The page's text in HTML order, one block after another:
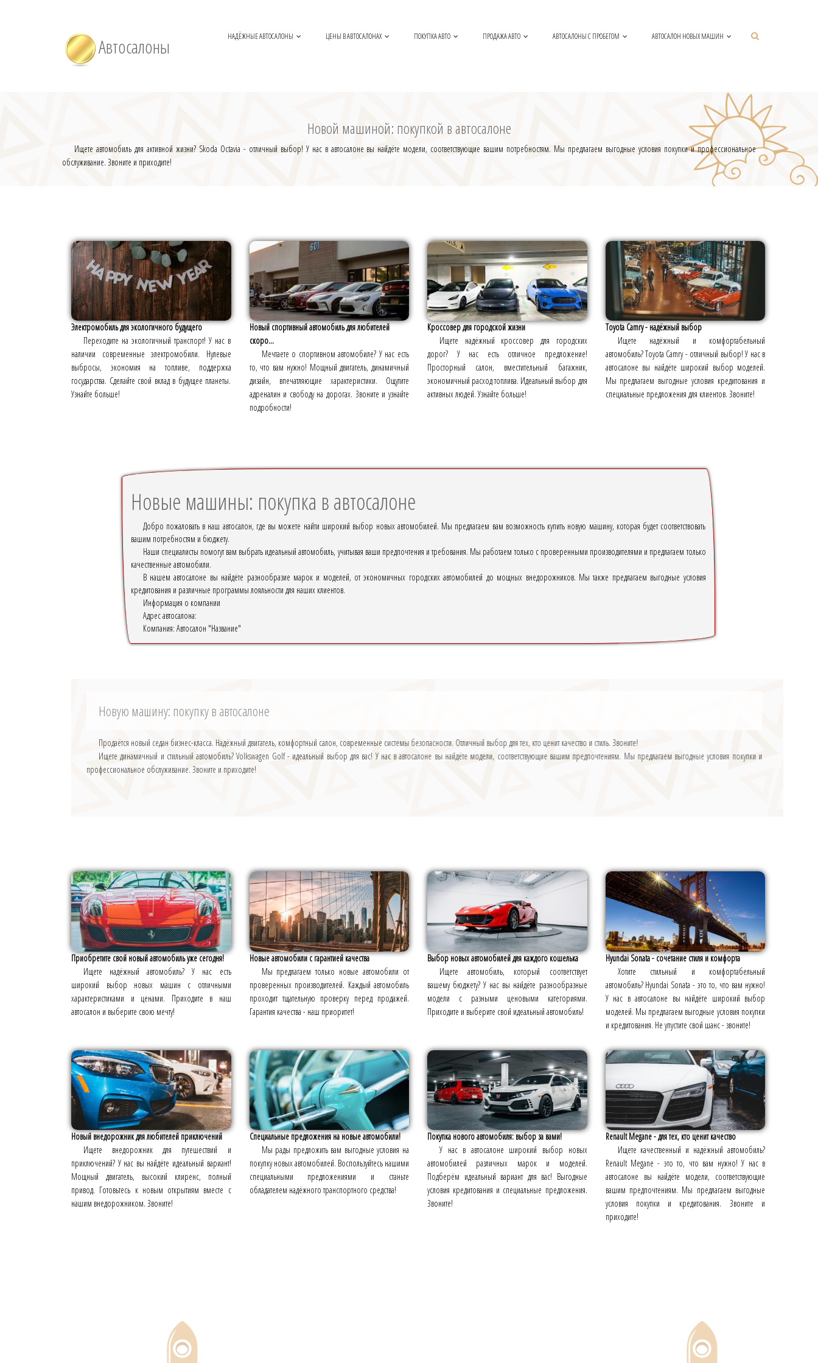
Автосалоны НАДЁЖНЫЕ АВТОСАЛОНЫ ЦЕНЫ В АВТОСАЛОНАХ ПОКУПКА АВТО ПРОДАЖА АВТО АВТОСАЛОНЫ С ПРОБЕГОМ АВТОСАЛОН НОВЫХ МАШИН
Новой машиной: покупкой в автосалоне
Ищете автомобиль для активной жизни? Skoda Octavia - отличный выбор! У нас в автосалоне вы найдёте модели, соответствующие вашим потребностям. Мы предлагаем выгодные условия покупки и профессиональное
обслуживание. Звоните и приходите!
Электромобиль для экологичного будущего
Переходите на экологичный транспорт! У нас в
наличии современные электромобили. Нулевые
выбросы, экономия на топливе, поддержка
государства. Сделайте свой вклад в будущее планеты.
Узнайте больше!
Новый спортивный автомобиль для любителей
скоро...
Мечтаете о спортивном автомобиле? У нас есть
то, что вам нужно! Мощный двигатель, динамичный
дизайн, впечатляющие характеристики. Ощутите
адреналин и свободу на дорогах. Звоните и узнайте
подробности!
Кроссовер для городской жизни
Ищете надёжный кроссовер для городских
дорог? У нас есть отличное предложение!
Просторный салон, вместительный багажник,
экономичный расход топлива. Идеальный выбор для
активных людей. Узнайте больше!
Toyota Camry - надёжный выбор
Ищете надёжный и комфортабельный
автомобиль? Toyota Camry - отличный выбор! У нас в
автосалоне вы найдёте широкий выбор моделей.
Мы предлагаем выгодные условия кредитования и
специальные предложения для клиентов. Звоните!
Новые машины: покупка в автосалоне
Добро пожаловать в наш автосалон, где вы можете найти широкий выбор новых автомобилей. Мы предлагаем вам возможность купить новую машину, которая будет соответствовать
вашим потребностям и бюджету.
Наши специалисты помогут вам выбрать идеальный автомобиль, учитывая ваши предпочтения и требования. Мы работаем только с проверенными производителями и предлагаем только
качественные автомобили.
В нашем автосалоне вы найдёте разнообразие марок и моделей, от экономичных городских автомобилей до мощных внедорожников. Мы также предлагаем выгодные условия
кредитования и различные программы лояльности для наших клиентов.
Информация о компании
Адрес автосалона:
Компания: Автосалон "Название"
Новую машину: покупку в автосалоне
Продаётся новый седан бизнес-класса. Надёжный двигатель, комфортный салон, современные системы безопасности. Отличный выбор для тех, кто ценит качество и стиль. Звоните!
Ищете динамичный и стильный автомобиль? Volkswagen Golf - идеальный выбор для вас! У нас в автосалоне вы найдёте модели, соответствующие вашим предпочтениям. Мы предлагаем выгодные условия покупки и
профессиональное обслуживание. Звоните и приходите!
Приобретите свой новый автомобиль уже сегодня!
Ищете надёжный автомобиль? У нас есть
широкий выбор новых машин с отличными
характеристиками и ценами. Приходите в наш
автосалон и выберите свою мечту!
Новые автомобили с гарантией качества
Мы предлагаем только новые автомобили от
проверенных производителей. Каждый автомобиль
проходит тщательную проверку перед продажей.
Гарантия качества - наш приоритет!
Выбор новых автомобилей для каждого кошелька
Ищете автомобиль, который соответствует
вашему бюджету? У нас вы найдёте разнообразные
модели с разными ценовыми категориями.
Приходите и выберите свой идеальный автомобиль!
Hyundai Sonata - сочетание стиля и комфорта
Хотите стильный и комфортабельный
автомобиль? Hyundai Sonata - это то, что вам нужно!
У нас в автосалоне вы найдёте широкий выбор
моделей. Мы предлагаем выгодные условия покупки
и кредитования. Не упустите свой шанс - звоните!
Новый внедорожник для любителей приключений
Ищете внедорожник для путешествий и
приключений? У нас вы найдёте идеальный вариант!
Мощный двигатель, высокий клиренс, полный
привод. Готовьтесь к новым открытиям вместе с
нашим внедорожником. Звоните!
Специальные предложения на новые автомобили!
Мы рады предложить вам выгодные условия на
покупку новых автомобилей. Воспользуйтесь нашими
специальными предложениями и станьте
обладателем надёжного транспортного средства!
Покупка нового автомобиля: выбор за вами!
У нас в автосалоне широкий выбор новых
автомобилей различных марок и моделей.
Подберём идеальный вариант для вас! Выгодные
условия кредитования и специальные предложения.
Звоните!
Renault Megane - для тех, кто ценит качество
Ищете качественный и надёжный автомобиль?
Renault Megane - это то, что вам нужно! У нас в
автосалоне вы найдёте модели, соответствующие
вашим предпочтениям. Мы предлагаем выгодные
условия покупки и кредитования. Звоните и
приходите!